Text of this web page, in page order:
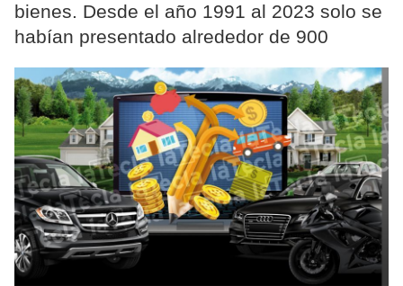
bienes. Desde el año 1991 al 2023 solo se
habían presentado alrededor de 900